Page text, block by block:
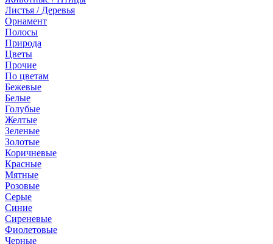
Листья / Деревья
Орнамент
Полосы
Природа
Цветы
Прочие
По цветам
Бежевые
Белые
Голубые
Желтые
Зеленые
Золотые
Коричневые
Красные
Мятные
Розовые
Серые
Синие
Сиреневые
Фиолетовые
Черные